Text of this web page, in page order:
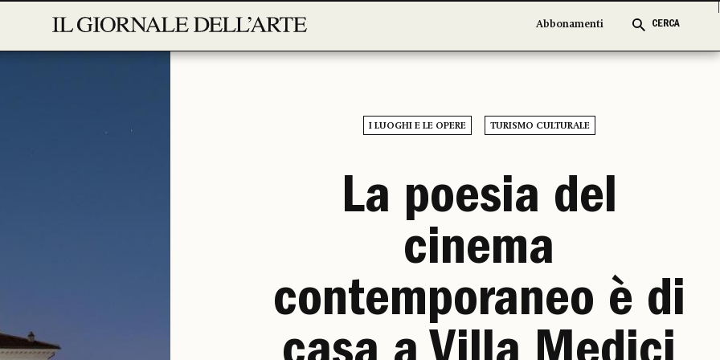
Abbonamenti CERCA
Abbonamenti CERCA
I LUOGHI E LE OPERE TURISMO CULTURALE
La poesia del
cinema
contemporaneo è di